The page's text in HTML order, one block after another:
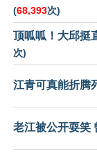
(68,393次)
顶呱呱！大邱挺
次)
江青可真能折腾
老江被公开耍笑